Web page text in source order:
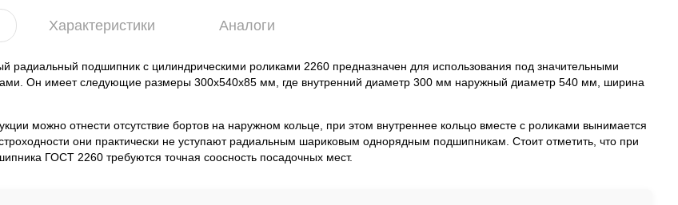
Характеристики Аналоги
радиальный подшипник с цилиндрическими роликами 2260 предназначен для использования под значительными
Он имеет следующие размеры 300x540x85 мм, где внутренний диаметр 300 мм наружный диаметр 540 мм, ширина
можно отнести отсутствие бортов на наружном кольце, при этом внутреннее кольцо вместе с роликами вынимается
они практически не уступают радиальным шариковым однорядным подшипникам. Стоит отметить, что при
ГОСТ 2260 требуются точная соосность посадочных мест.